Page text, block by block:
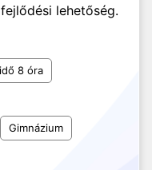
lehetőség.
8 óra
Gimnázium